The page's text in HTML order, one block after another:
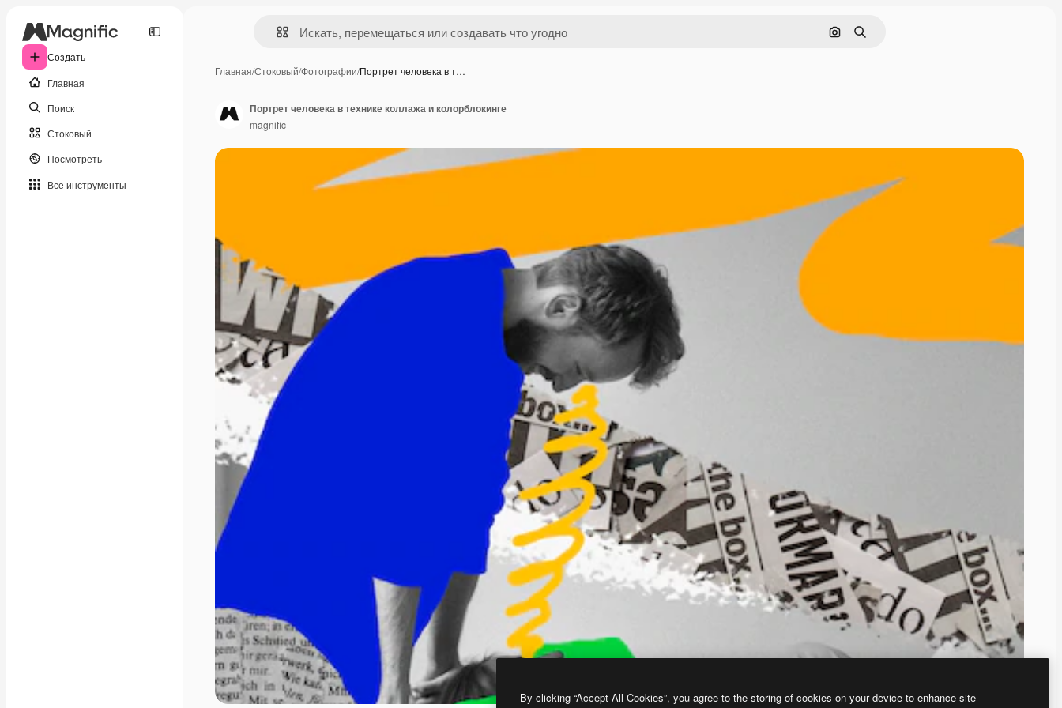
Создать
Главная
Поиск
Стоковый
Посмотреть
Все инструменты
Поиск по изображению
Поиск
Главная/Стоковый/Фотографии/Портрет человека в т…
Портрет человека в технике коллажа и колорблокинге
magnific
By clicking “Accept All Cookies”, you agree to the storing of cookies on your device to enhance site